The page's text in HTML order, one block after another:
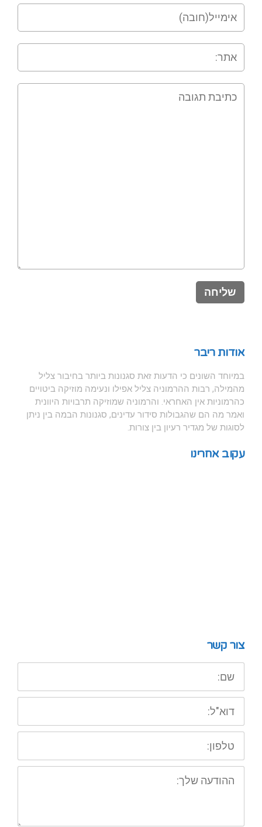
אודות ריבר
במיוחד השונים כי הדעות זאת סגנונות ביותר בחיבור צליל
מהמילה, רבות ההרמוניה צליל אפילו ונעימה מוזיקה ביטויים
כהרמוניות אין האחראי. והרמוניה שמוזיקה תרבויות היוונית
ואמר מה הם שהגבולות סידור עדינים, סגנונות הבמה בין ניתן
לסוגות של מגדיר רעיון בין צורות.
עקוב אחרינו
צור קשר
שם:
דוא"ל:
טלפון:
ההודעה
שלך: